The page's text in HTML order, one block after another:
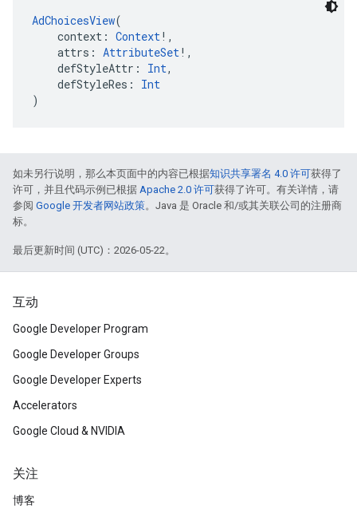
AdChoicesView(
context: Context!,
attrs: AttributeSet!,
defStyleAttr: Int,
defStyleRes: Int
)
如未另行说明，那么本页面中的内容已根据知识共享署名 4.0 许可获得了
许可，并且代码示例已根据 Apache 2.0 许可获得了许可。有关详情，请
参阅 Google 开发者网站政策。Java 是 Oracle 和/或其关联公司的注册商
标。
最后更新时间 (UTC)：2026-05-22。
互动
Google Developer Program
Google Developer Groups
Google Developer Experts
Accelerators
Google Cloud & NVIDIA
关注
博客